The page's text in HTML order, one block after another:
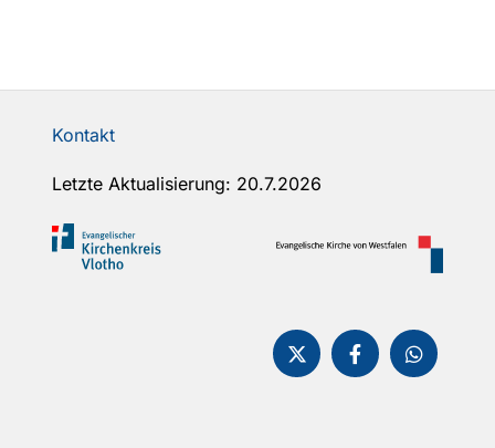
Kontakt
Letzte Aktualisierung: 20.7.2026